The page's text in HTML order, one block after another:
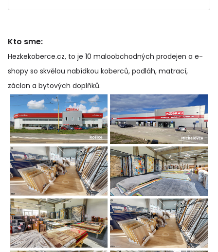
Kto sme:
Hezkekoberce.cz, to je 10 maloobchodných prodejen a e-
shopy so skvělou nabídkou koberců, podláh, matrací,
záclon a bytových doplňků.